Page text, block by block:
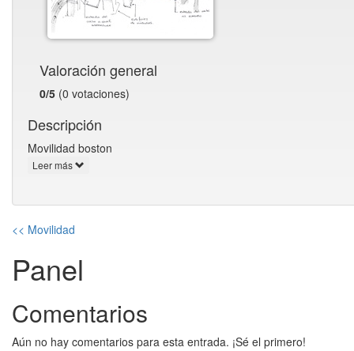
Valoración general
0/5 (0 votaciones)
Descripción
Movilidad boston
Leer más
<< Movilidad
Panel
Comentarios
Aún no hay comentarios para esta entrada. ¡Sé el primero!